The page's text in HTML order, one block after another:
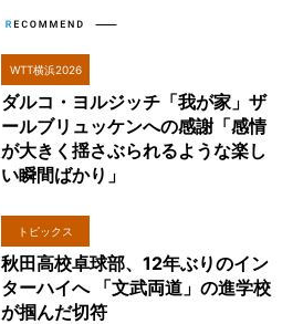
WTT横浜2026
ダルコ・ヨルジッチ「我が家」ザ
ールブリュッケンへの感謝「感情
が大きく揺さぶられるような楽し
い瞬間ばかり」
トピックス
秋田高校卓球部、12年ぶりのイン
ターハイへ 「文武両道」の進学校
が掴んだ切符